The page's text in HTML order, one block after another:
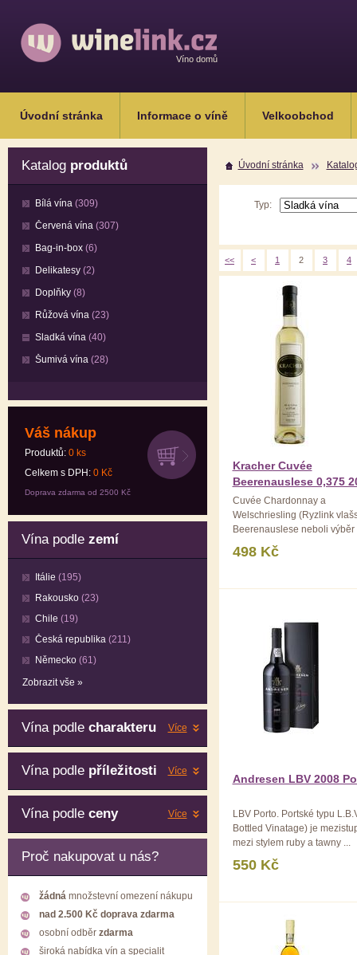
Víno domů
Úvodní stránka Informace o víně Velkoobchod
Katalog produktů
Bílá vína (309)
Červená vína (307)
Bag-in-box (6)
Delikatesy (2)
Doplňky (8)
Růžová vína (23)
Sladká vína (40)
Šumivá vína (28)
Váš nákup
Produktů: 0ks
Celkem s DPH: 0Kč
Doprava zdarma od 2500 Kč
Vína podle zemí
Itálie (195)
Rakousko (23)
Chile (19)
Česká republika (211)
Německo (61)
Zobrazit vše »
Více
Vína podle charakteru
Více
Vína podle příležitosti
Více
Vína podle ceny
Proč nakupovat u nás?
žádnámnožstevní omezení nákupu
nad 2.500 Kč doprava zdarma
osobní odběr zdarma
široká nabídka vín a specialit
Úvodní stránka
Typ:
<< < 1 2 3 4
Kracher Cuvée
Beerenauslese 0,375
Cuvée Chardonnay a
Welschriesling (Ryzlink
Beerenauslese neboli výběr
498 Kč
Andresen LBV 2008
LBV Porto. Portské typu
Bottled Vinatage) je
mezi stylem ruby a tawny ...
550 Kč